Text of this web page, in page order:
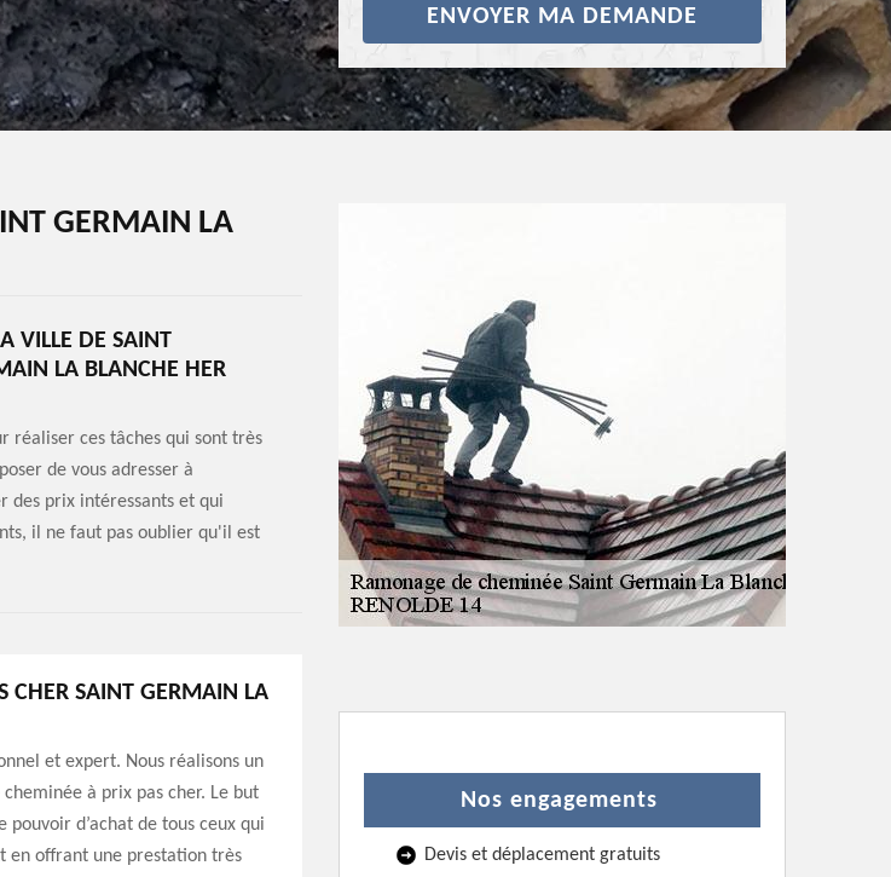
GERMAIN LA
VILLE DE SAINT
LA BLANCHE HER
réaliser ces tâches qui sont très
de vous adresser à
des prix intéressants et qui
il ne faut pas oublier qu'il est
CHER SAINT GERMAIN LA
et expert. Nous réalisons un
à prix pas cher. Le but
d’achat de tous ceux qui
en offrant une prestation très
Nos engagements
Devis et déplacement gratuits